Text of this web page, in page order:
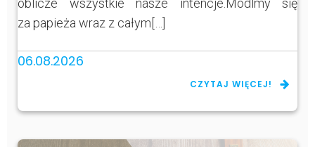
oblicze wszystkie nasze intencje.Módlmy się
za papieża wraz z całym[…]
06.08.2026
CZYTAJ WIĘCEJ!